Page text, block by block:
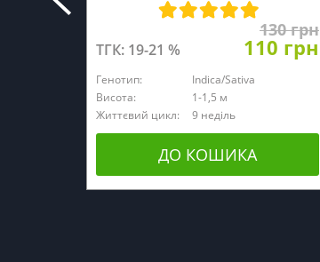
ТГК: 19-21 %
130 грн
110 грн
Генотип:
Indica/Sativa
Висота:
1-1,5 м
Життєвий цикл:
9 неділь
ДО КОШИКА